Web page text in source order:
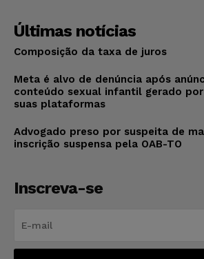
Últimas notícias
Composição da taxa de juros
Meta é alvo de denúncia após
conteúdo sexual infantil gerado
suas plataformas
Advogado preso por suspeita de
inscrição suspensa pela OAB-TO
Inscreva-se